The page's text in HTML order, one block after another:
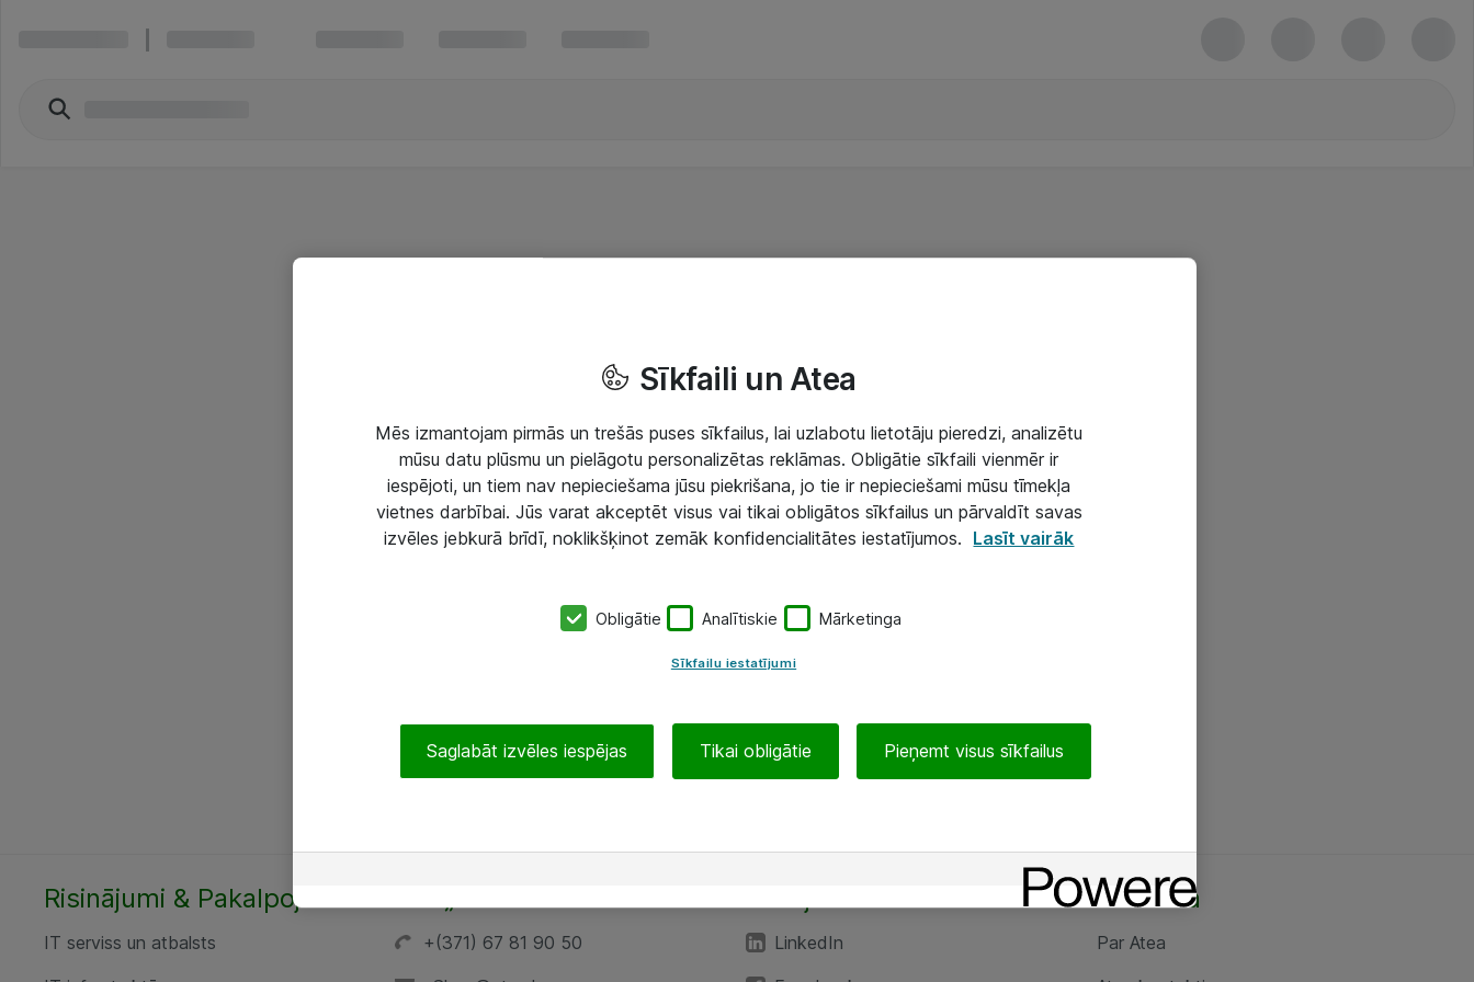
Risinājumi & Pakalpojumi
IT serviss un atbalsts
+(371) 67 81 90 50
LinkedIn
Par Atea
Par Atea
Sīkfaili un Atea
Mēs izmantojam pirmās un trešās puses sīkfailus, lai uzlabotu lietotāju pieredzi, analizētu
mūsu datu plūsmu un pielāgotu personalizētas reklāmas. Obligātie sīkfaili vienmēr ir
iespējoti, un tiem nav nepieciešama jūsu piekrišana, jo tie ir nepieciešami mūsu tīmekļa
vietnes darbībai. Jūs varat akceptēt visus vai tikai obligātos sīkfailus un pārvaldīt savas
izvēles jebkurā brīdī, noklikšķinot zemāk konfidencialitātes iestatījumos. Lasīt vairāk
Obligātie Analītiskie Mārketinga
Sīkfailu iestatījumi
Saglabāt izvēles iespējas Tikai obligātie Pieņemt visus sīkfailus